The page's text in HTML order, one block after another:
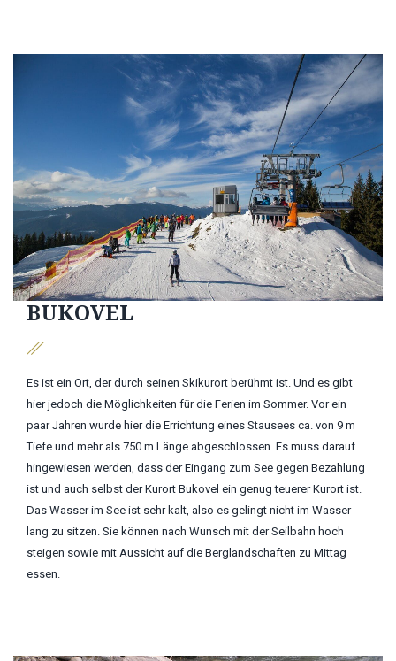
BUKOVEL
Es ist ein Ort, der durch seinen Skikurort berühmt ist. Und es gibt
hier jedoch die Möglichkeiten für die Ferien im Sommer. Vor ein
paar Jahren wurde hier die Errichtung eines Stausees ca. von 9 m
Tiefe und mehr als 750 m Länge abgeschlossen. Es muss darauf
hingewiesen werden, dass der Eingang zum See gegen Bezahlung
ist und auch selbst der Kurort Bukovel ein genug teuerer Kurort ist.
Das Wasser im See ist sehr kalt, also es gelingt nicht im Wasser
lang zu sitzen. Sie können nach Wunsch mit der Seilbahn hoch
steigen sowie mit Aussicht auf die Berglandschaften zu Mittag
essen.